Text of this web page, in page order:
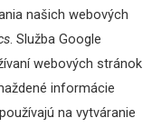
našich webových
. Služba Google
webových stránok
informácie
na vytváranie